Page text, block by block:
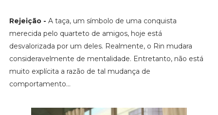
Rejeição - A taça, um símbolo de uma conquista
merecida pelo quarteto de amigos, hoje está
desvalorizada por um deles. Realmente, o Rin mudara
consideravelmente de mentalidade. Entretanto, não está
muito explícita a razão de tal mudança de
comportamento...